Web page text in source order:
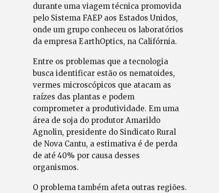
durante uma viagem técnica promovida
pelo Sistema FAEP aos Estados Unidos,
onde um grupo conheceu os laboratórios
da empresa EarthOptics, na Califórnia.
Entre os problemas que a tecnologia
busca identificar estão os nematoides,
vermes microscópicos que atacam as
raízes das plantas e podem
comprometer a produtividade. Em uma
área de soja do produtor Amarildo
Agnolin, presidente do Sindicato Rural
de Nova Cantu, a estimativa é de perda
de até 40% por causa desses
organismos.
O problema também afeta outras regiões.